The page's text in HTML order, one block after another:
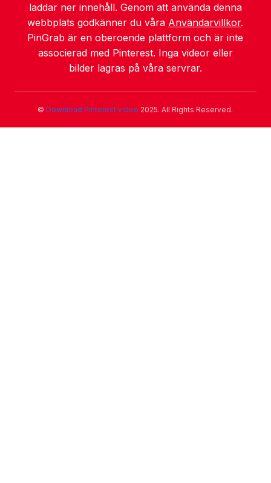
laddar ner innehåll. Genom att använda denna
webbplats godkänner du våra Användarvillkor.
PinGrab är en oberoende plattform och är inte
associerad med Pinterest. Inga videor eller
bilder lagras på våra servrar.
© Download Pinterest video 2025. All Rights Reserved.